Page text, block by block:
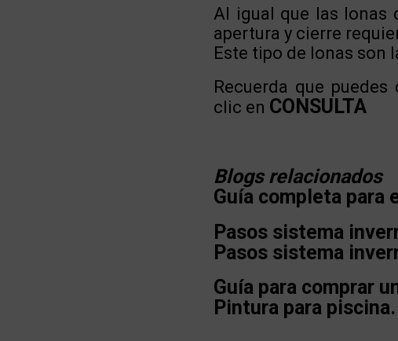
Al igual que las lonas
apertura y cierre
Este tipo de lonas son
Recuerda que
clic en CONSULTA
Blogs relacionados
Guía completa para
Pasos sistema
Pasos sistema
Guía para comprar
Pintura para